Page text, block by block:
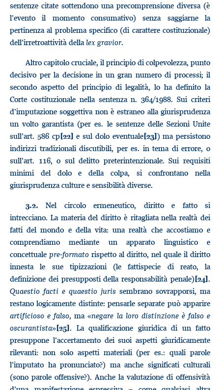
sentenze citate sottendono una precomprensione diversa (è
l’evento il momento consumativo) senza saggiarne la
pertinenza al problema specifico (di carattere costituzionale)
dell’irretroattività dellalex gravior.
Altro capitolo cruciale, il principio di colpevolezza, punto
decisivo per la decisione in un gran numero di processi; il
secondo aspetto del principio di legalità, lo ha definito la
Corte costituzionale nella sentenza n. 364/1988. Sui criteri
d’imputazione soggettiva non è estraneo alla giurisprudenza
un volto garantista (per es. le sentenze delle Sezioni Unite
sull’art. 586 cp[22] e sul dolo eventuale[23]) ma persistono
indirizzi tradizionali discutibili, per es. in tema di errore, o
sull’art. 116, o sul delitto preterintenzionale. Sui requisiti
minimi del dolo e della colpa, si confrontano nella
giurisprudenza culture e sensibilità diverse.
3.2. Nel circolo ermeneutico, diritto e fatto si
intrecciano. La materia del diritto è ritagliata nella realtà dei
fatti del mondo e della vita: una realtà che accostiamo e
comprendiamo mediante un apparato linguistico e
concettuale pre-formato rispetto al diritto, nel quale il diritto
innesta le sue tipizzazioni (le fattispecie di reato, la
definizione dei presupposti della responsabilità penale)[24].
Quaestio facti e quaestio juris sembrano sovrapporsi, ma
restano logicamente distinte: pensarle separate può apparire
artificioso e falso, ma «negare la loro distinzione è falso e
oscurantista»[25]. La qualificazione giuridica di un fatto
presuppone l’accertamento dei suoi aspetti giuridicamente
rilevanti: non solo aspetti materiali (per es.: quali parole
l’imputato ha pronunciato?) ma anche significati culturali
(sono parole offensive?). Anche la valutazione di offensività